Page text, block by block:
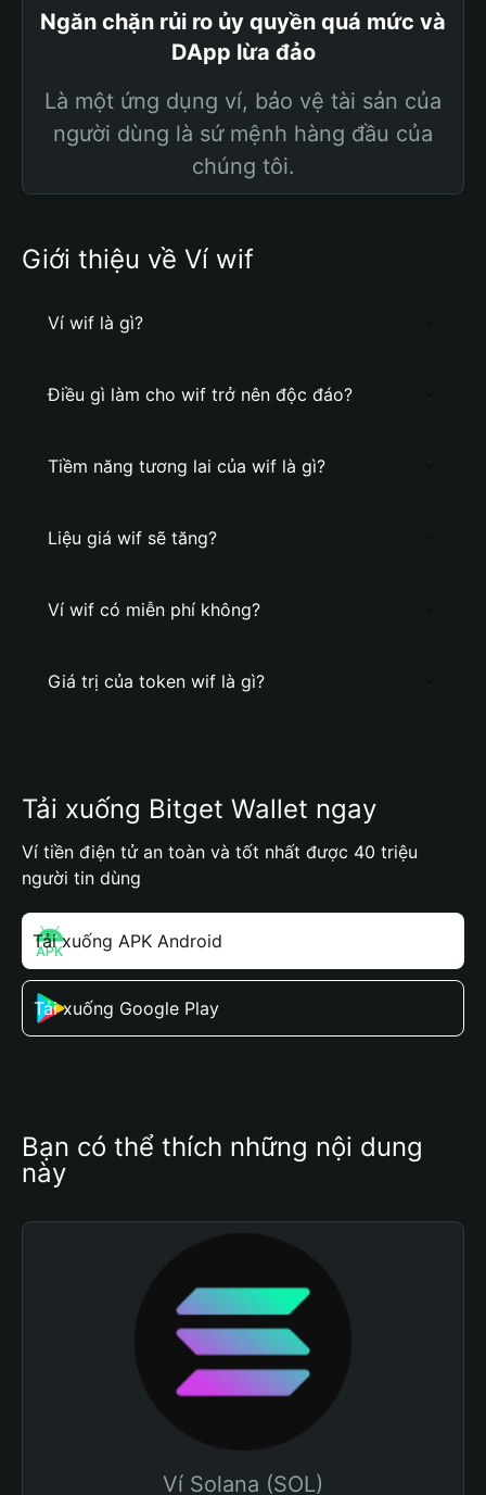
Ngăn chặn rủi ro ủy quyền quá mức và
DApp lừa đảo
Là một ứng dụng ví, bảo vệ tài sản của
người dùng là sứ mệnh hàng đầu của
chúng tôi.
Giới thiệu về Ví wif
Ví wif là gì?
Điều gì làm cho wif trở nên độc đáo?
Tiềm năng tương lai của wif là gì?
Liệu giá wif sẽ tăng?
Ví wif có miễn phí không?
Giá trị của token wif là gì?
Tải xuống Bitget Wallet ngay
Ví tiền điện tử an toàn và tốt nhất được 40 triệu
người tin dùng
Tải xuống APK Android
Tải xuống Google Play
Bạn có thể thích những nội dung
này
Ví Solana (SOL)